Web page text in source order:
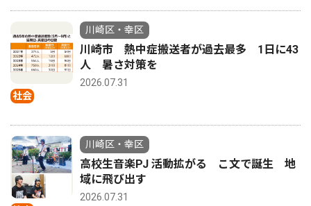
社会
川崎区・幸区
川崎市 熱中症搬送者が過去最多 1日に43
人 暑さ対策を
2026.07.31
川崎区・幸区
高校生音楽PJ 活動拡がる こ文で誕生 地
域に飛び出す
2026.07.31